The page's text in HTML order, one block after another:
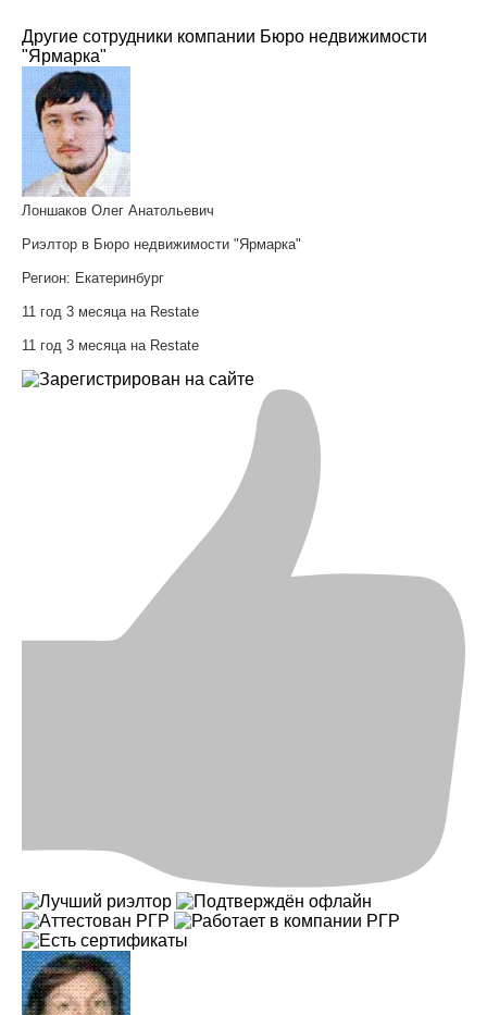
Другие сотрудники компании Бюро недвижимости
"Ярмарка"
Лоншаков Олег Анатольевич
Риэлтор в Бюро недвижимости "Ярмарка"
Регион: Екатеринбург
11 год 3 месяца на Restate
11 год 3 месяца на Restate